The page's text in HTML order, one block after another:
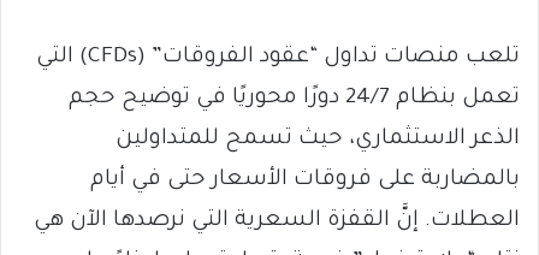
​تلعب منصات تداول “عقود الفروقات” (CFDs) التي
تعمل بنظام 24/7 دورًا محوريًا في توضيح حجم
الذعر الاستثماري، حيث تسمح للمتداولين
بالمضاربة على فروقات الأسعار حتى في أيام
العطلات. إنَّ القفزة السعرية التي نرصدها الآن هي